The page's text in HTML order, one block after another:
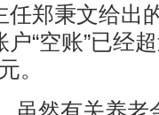
郑秉文给出
“空账”已经
。